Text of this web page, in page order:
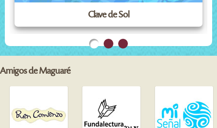
Clave de Sol
Amigos de Maguaré